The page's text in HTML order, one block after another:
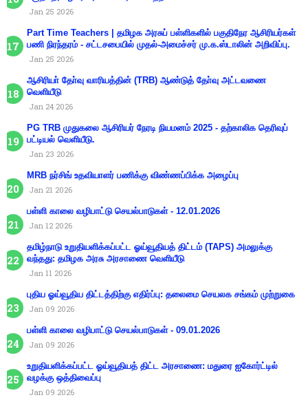
Jan 25 2026
Part Time Teachers | தமிழக அரசுப் பள்ளிகளில் பகுதிநேர ஆசிரியர்கள்
பணி நிரந்தரம் - சட்டசபையில் முதல்-அமைச்சர் மு.க.ஸ்டாலின் அறிவிப்பு.
Jan 25 2026
ஆசிரியா் தோ்வு வாரியத்தின் (TRB) ஆண்டுத் தோ்வு அட்டவணை
வெளியீடு
Jan 24 2026
PG TRB முதுகலை ஆசிரியர் நேரடி நியமனம் 2025 - தற்காலிக தெரிவுப்
பட்டியல் வெளியீடு.
Jan 23 2026
MRB நர்சிங் உதவியாளர் பணிக்கு விண்ணப்பிக்க அழைப்பு
Jan 21 2026
பள்ளி காலை வழிபாட்டு செயல்பாடுகள் - 12.01.2026
Jan 12 2026
தமிழ்நாடு உறுதியளிக்கப்பட்ட ஓய்வூதியத் திட்டம் (TAPS) அமலுக்கு
வந்தது: தமிழக அரசு அரசாணை வெளியீடு
Jan 11 2026
புதிய ஓய்வூதிய திட்டத்திற்கு எதிர்ப்பு: தலைமை செயலக சங்கம் முற்றுகை
Jan 09 2026
பள்ளி காலை வழிபாட்டு செயல்பாடுகள் - 09.01.2026
Jan 09 2026
உறுதியளிக்கப்பட்ட ஓய்வூதியத் திட்ட அரசாணை: மதுரை ஐகோர்ட்டில்
வழக்கு ஒத்திவைப்பு
Jan 09 2026